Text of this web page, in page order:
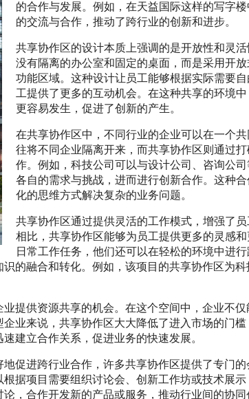
的合作与发展。例如，在天益国际这样的写字
的交流与合作，推动了跨行业的创新和进步。
共享协作区的设计本质上强调的是开放性和灵
没有隔离的办公室和固定的桌面，而是采用开
功能区域。这种设计让员工能够根据实际需要
工提供了更多的互动机会。在这种共享的环境
更容易发生，促进了创新的产生。
在共享协作区中，不同行业的企业可以在一个
往将不同企业隔离开来，而共享协作区则通过
作。例如，科技公司可以与设计公司、咨询公
各自的需求与挑战，进而进行创新合作。这种
化的思维方式解决复杂的业务问题。
共享协作区通过提供灵活的工作模式，增强了
相比，共享协作区能够为员工提供更多的灵感
日常工作任务，他们还可以在轻松的环境中进
的融合和转化。例如，该项目的共享协作区为
提供资源共享的机会。在这个空间中，企业不
业来说，共享协作区大大降低了进入市场的门
建立合作关系，促进业务的快速发展。
促进跨行业合作，许多共享协作区提供了专门
据项目需要组织讨论会、创新工作坊或技术展
，合作开发新的产品或服务，推动行业间的协同